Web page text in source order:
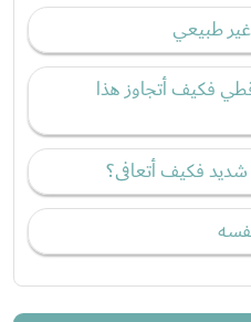
طبيعي
فكيف أتجاوز هذا
فكيف أتعافى؟